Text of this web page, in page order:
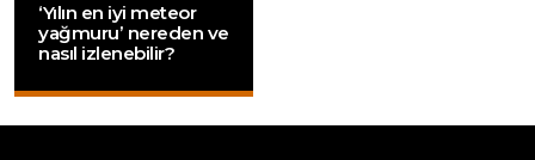
‘Yılın en iyi meteor
yağmuru’ nereden ve
nasıl izlenebilir?